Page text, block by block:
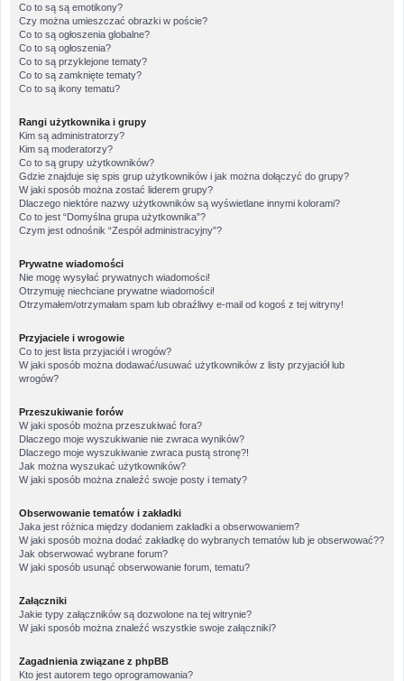
Co to są są emotikony?
Czy można umieszczać obrazki w poście?
Co to są ogłoszenia globalne?
Co to są ogłoszenia?
Co to są przyklejone tematy?
Co to są zamknięte tematy?
Co to są ikony tematu?
Rangi użytkownika i grupy
Kim są administratorzy?
Kim są moderatorzy?
Co to są grupy użytkowników?
Gdzie znajduje się spis grup użytkowników i jak można dołączyć do grupy?
W jaki sposób można zostać liderem grupy?
Dlaczego niektóre nazwy użytkowników są wyświetlane innymi kolorami?
Co to jest “Domyślna grupa użytkownika”?
Czym jest odnośnik “Zespół administracyjny”?
Prywatne wiadomości
Nie mogę wysyłać prywatnych wiadomości!
Otrzymuję niechciane prywatne wiadomości!
Otrzymałem/otrzymałam spam lub obraźliwy e-mail od kogoś z tej witryny!
Przyjaciele i wrogowie
Co to jest lista przyjaciół i wrogów?
W jaki sposób można dodawać/usuwać użytkowników z listy przyjaciół lub
wrogów?
Przeszukiwanie forów
W jaki sposób można przeszukiwać fora?
Dlaczego moje wyszukiwanie nie zwraca wyników?
Dlaczego moje wyszukiwanie zwraca pustą stronę?!
Jak można wyszukać użytkowników?
W jaki sposób można znaleźć swoje posty i tematy?
Obserwowanie tematów i zakładki
Jaka jest różnica między dodaniem zakładki a obserwowaniem?
W jaki sposób można dodać zakładkę do wybranych tematów lub je obserwować??
Jak obserwować wybrane forum?
W jaki sposób usunąć obserwowanie forum, tematu?
Załączniki
Jakie typy załączników są dozwolone na tej witrynie?
W jaki sposób można znaleźć wszystkie swoje załączniki?
Zagadnienia związane z phpBB
Kto jest autorem tego oprogramowania?